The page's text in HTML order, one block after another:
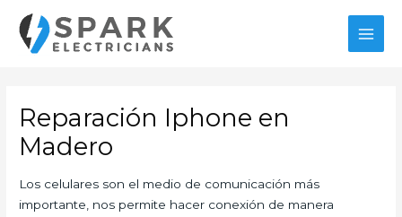
contenido
Reparación Iphone en
Madero
Los celulares son el medio de comunicación más
importante, nos permite hacer conexión de manera